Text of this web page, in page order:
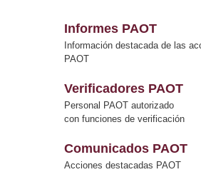
Informes PAOT
Información destacada de las
PAOT
Verificadores PAOT
Personal PAOT autorizado
con funciones de verificación
Comunicados PAOT
Acciones destacadas PAOT